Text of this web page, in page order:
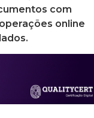
com
online